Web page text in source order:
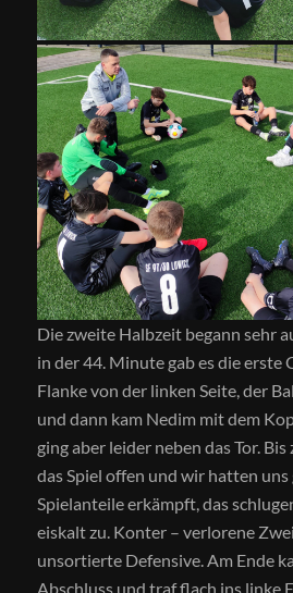
Die zweite Halbzeit begann sehr
in der 44. Minute gab es die erste
Flanke von der linken Seite, der
und dann kam Nedim mit dem
ging aber leider neben das Tor.
das Spiel offen und wir hatten uns
Spielanteile erkämpft, das
eiskalt zu. Konter – verlorene
unsortierte Defensive. Am Ende
Abschluss und traf flach ins linke